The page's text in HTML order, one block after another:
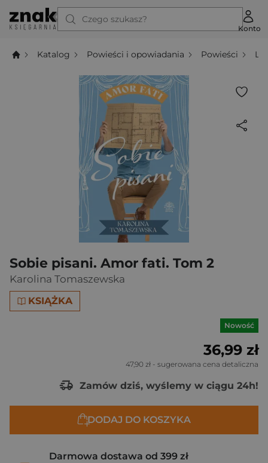
Czego szukasz?
Konto
Katalog Powieści i opowiadania Powieści
Sobie pisani. Amor fati. Tom 2
Karolina Tomaszewska
KSIĄŻKA
Nowość
36,99 zł
47,90 zł - sugerowana cena detaliczna
Zamów dziś, wyślemy w ciągu 24h!
DODAJ DO KOSZYKA
Darmowa dostawa od 399 zł